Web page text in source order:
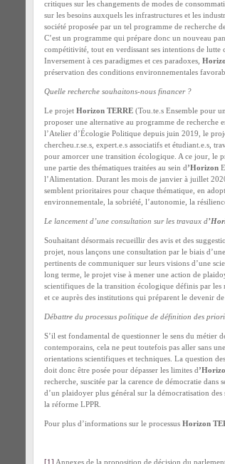
critiques sur les changements de modes de
sur les besoins auxquels les infrastructures et les
société proposée par un tel programme de recherche
C’est un programme qui prépare donc un nouveau
compétitivité, tout en verdissant ses intentions de lutte
Inversement à ces paradigmes et ces paradoxes,
préservation des conditions environnementales
Quelle recherche souhaitons-nous financer ?
Le projet Horizon TERRE (Tou.te.s Ensemble pour
proposer une alternative au programme de recherche
l’Atelier d’Écologie Politique depuis juin 2019, le
chercheu.r.se.s, expert.e.s associatifs et étudiant.e.s,
pour amorcer une transition écologique. A ce jour, le
une partie des thématiques traitées au sein d’Horizon
l’Alimentation. Durant les mois de janvier à juillet
semblent prioritaires pour chaque thématique, en
environnementale, la sobriété, l’autonomie, la
Le lancement d’une consultation sur les travaux d
Souhaitant désormais recueillir des avis et des
projet, nous lançons une consultation par le biais
pertinents de communiquer sur leurs visions d’une
long terme, le projet vise à mener une action de
scientifiques de la transition écologique définis par les
et ce auprès des institutions qui préparent le devenir
Débattre du processus politique de définition des
S’il est fondamental de questionner le sens du métier
contemporains, cela ne peut toutefois pas aller sans
orientations scientifiques et techniques. La question
doit donc être posée pour dépasser les limites d
recherche, suscitée par la carence de démocratie dans
d’un plaidoyer plus général sur la démocratisation
la réforme LPPR.
Pour plus d’informations sur le processus Horizon
[1] Annexes de la proposition de décision du